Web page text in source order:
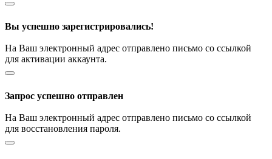
Вы успешно зарегистрировались!
На Ваш электронный адрес отправлено письмо со ссылкой
для активации аккаунта.
Запрос успешно отправлен
На Ваш электронный адрес отправлено письмо со ссылкой
для восстановления пароля.